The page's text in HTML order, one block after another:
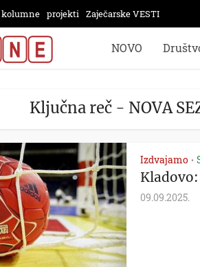
kolumne projekti Zaječarske VESTI
NOVO
Ključna reč - NOVA
Izdvajamo •
09.09.2025.